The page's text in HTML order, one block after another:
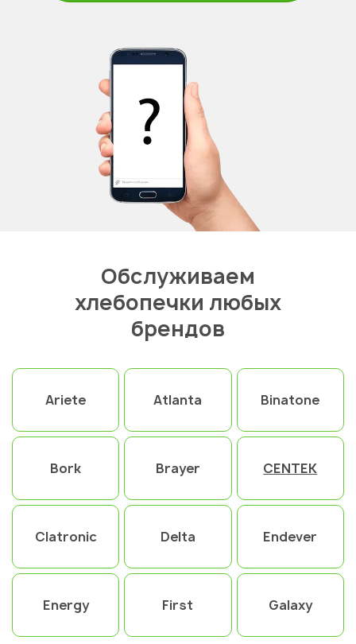
Обслуживаем
хлебопечки любых
брендов
Ariete Atlanta Binatone
Bork Brayer CENTEK
Clatronic Delta Endever
Energy First Galaxy